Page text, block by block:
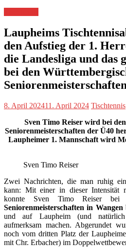
Laupheims
den Aufstieg der 1.
die Landesliga und das
bei den
Seniorenmeisterschaften
8. April 202411. April 2024 Tischtennis
Sven Timo Reiser wird bei
Seniorenmeisterschaften der Ü40
Laupheimer 1. Mannschaft wird
Sven Timo Reiser
Zwei Nachrichten, die man ruhig
kann: Mit einer in dieser Intensität
konnte Sven Timo Reiser
Seniorenmeisterschaften in
und auf Laupheim (und
aufmerksam machen. Abgerundet
noch vom dritten Platz der
mit Chr. Erbacher) im